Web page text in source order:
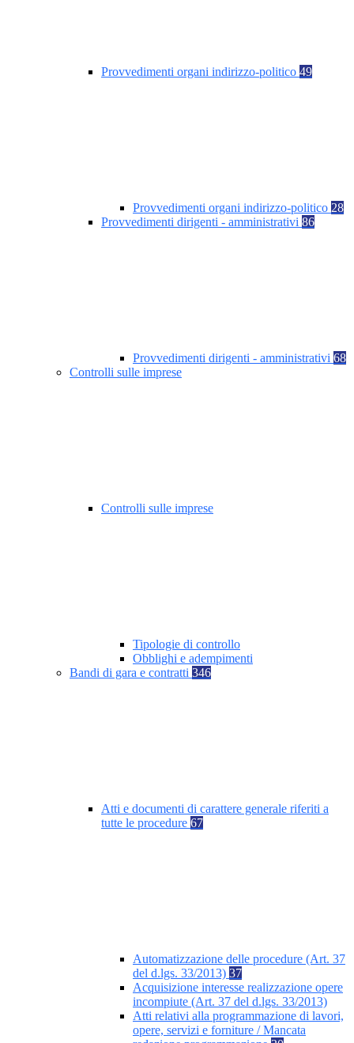
Provvedimenti organi indirizzo-politico 49
Provvedimenti organi indirizzo-politico 28
Provvedimenti dirigenti - amministrativi 86
Provvedimenti dirigenti - amministrativi 68
Controlli sulle imprese
Controlli sulle imprese
Tipologie di controllo
Obblighi e adempimenti
Bandi di gara e contratti 346
Atti e documenti di carattere generale riferiti a
tutte le procedure 67
Automatizzazione delle procedure (Art. 37
del d.lgs. 33/2013) 37
Acquisizione interesse realizzazione opere
incompiute (Art. 37 del d.lgs. 33/2013)
Atti relativi alla programmazione di lavori,
opere, servizi e forniture / Mancata